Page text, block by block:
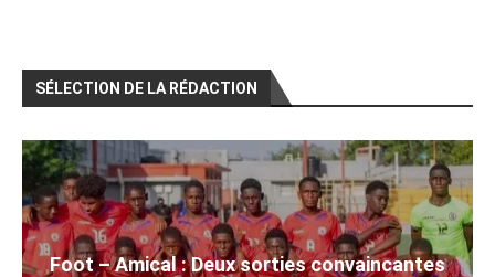
SÉLECTION DE LA RÉDACTION
Foot – Amical : Deux sorties convaincantes